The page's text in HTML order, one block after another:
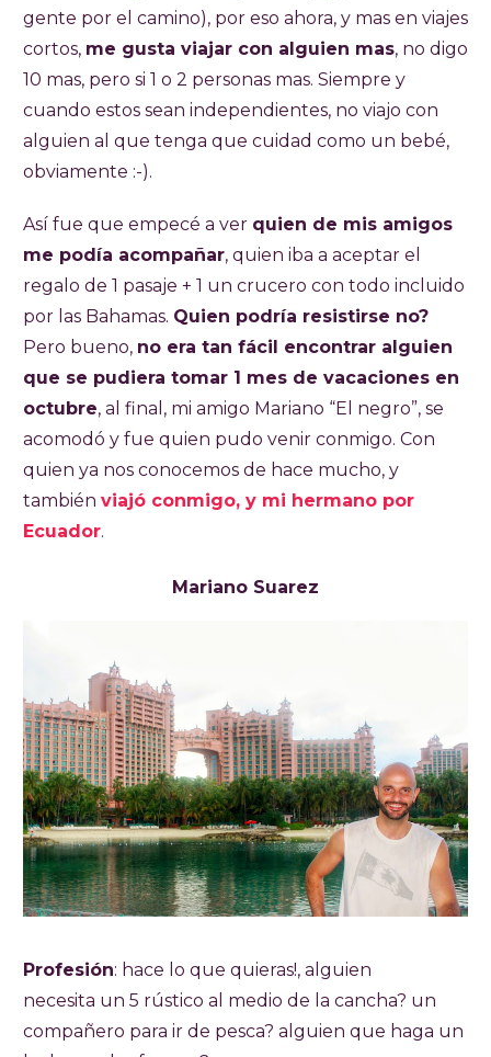
gente por el camino), por eso ahora, y mas en viajes
cortos, me gusta viajar con alguien mas, no digo
10 mas, pero si 1 o 2 personas mas. Siempre y
cuando estos sean independientes, no viajo con
alguien al que tenga que cuidad como un bebé,
obviamente :-).
Así fue que empecé a ver quien de mis amigos
me podía acompañar, quien iba a aceptar el
regalo de 1 pasaje + 1 un crucero con todo incluido
por las Bahamas. Quien podría resistirse no?
Pero bueno, no era tan fácil encontrar alguien
que se pudiera tomar 1 mes de vacaciones en
octubre, al final, mi amigo Mariano “El negro”, se
acomodó y fue quien pudo venir conmigo. Con
quien ya nos conocemos de hace mucho, y
también viajó conmigo, y mi hermano por
Ecuador.
Mariano Suarez
Profesión: hace lo que quieras!, alguien
necesita un 5 rústico al medio de la cancha? un
compañero para ir de pesca? alguien que haga un